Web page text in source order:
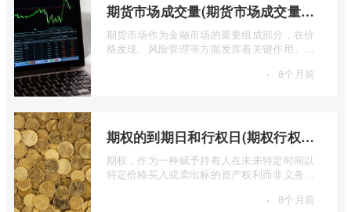
期货市场成交量(期货市场成交量萎缩)
期货市场作为金融市场的重要组成部分，在价
格发现、风险管理等方面发挥着关键作用。近
· 8个月前
期权的到期日和行权日(期权行权日到期虚值期权都将清零)
期权，作为一种赋予持有人在未来特定时间以
特定价格买入或卖出标的资产权利而非义务的
· 8个月前